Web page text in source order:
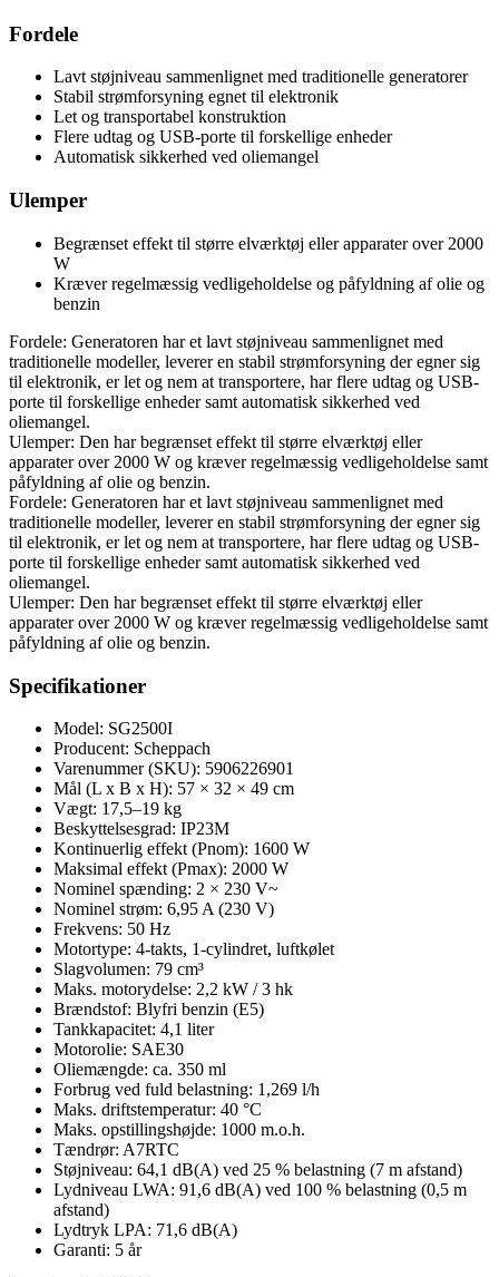
Fordele
Lavt støjniveau sammenlignet med traditionelle generatorer
Stabil strømforsyning egnet til elektronik
Let og transportabel konstruktion
Flere udtag og USB-porte til forskellige enheder
Automatisk sikkerhed ved oliemangel
Ulemper
Begrænset effekt til større elværktøj eller apparater over 2000
W
Kræver regelmæssig vedligeholdelse og påfyldning af olie og
benzin
Fordele: Generatoren har et lavt støjniveau sammenlignet med
traditionelle modeller, leverer en stabil strømforsyning der egner sig
til elektronik, er let og nem at transportere, har flere udtag og USB-
porte til forskellige enheder samt automatisk sikkerhed ved
oliemangel.
Ulemper: Den har begrænset effekt til større elværktøj eller
apparater over 2000 W og kræver regelmæssig vedligeholdelse samt
påfyldning af olie og benzin.
Fordele: Generatoren har et lavt støjniveau sammenlignet med
traditionelle modeller, leverer en stabil strømforsyning der egner sig
til elektronik, er let og nem at transportere, har flere udtag og USB-
porte til forskellige enheder samt automatisk sikkerhed ved
oliemangel.
Ulemper: Den har begrænset effekt til større elværktøj eller
apparater over 2000 W og kræver regelmæssig vedligeholdelse samt
påfyldning af olie og benzin.
Specifikationer
Model: SG2500I
Producent: Scheppach
Varenummer (SKU): 5906226901
Mål (L x B x H): 57 × 32 × 49 cm
Vægt: 17,5–19 kg
Beskyttelsesgrad: IP23M
Kontinuerlig effekt (Pnom): 1600 W
Maksimal effekt (Pmax): 2000 W
Nominel spænding: 2 × 230 V~
Nominel strøm: 6,95 A (230 V)
Frekvens: 50 Hz
Motortype: 4-takts, 1-cylindret, luftkølet
Slagvolumen: 79 cm³
Maks. motorydelse: 2,2 kW / 3 hk
Brændstof: Blyfri benzin (E5)
Tankkapacitet: 4,1 liter
Motorolie: SAE30
Oliemængde: ca. 350 ml
Forbrug ved fuld belastning: 1,269 l/h
Maks. driftstemperatur: 40 °C
Maks. opstillingshøjde: 1000 m.o.h.
Tændrør: A7RTC
Støjniveau: 64,1 dB(A) ved 25 % belastning (7 m afstand)
Lydniveau LWA: 91,6 dB(A) ved 100 % belastning (0,5 m
afstand)
Lydtryk LPA: 71,6 dB(A)
Garanti: 5 år